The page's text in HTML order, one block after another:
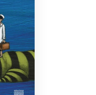
+370 667 80 541
info@elvislab.lt